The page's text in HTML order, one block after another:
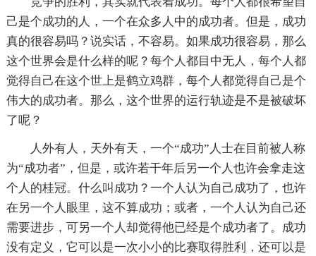
己是个成功的人，一个在众多人中的成功者。但是，成功
真的很容易吗？说实话，不容易。如果成功很容易，那么
这个世界会是什么样的呢？每个人都目中无人，每个人都
觉得自己在这个世上是鹤立鸡群，每个人都觉得自己是个
伟大的成功者。那么，这个世界的运行轨迹是不是被破坏
了呢？
人外有人，天外有天，一个“成功”人士在目前被人称
为“成功者”，但是，或许若干年后另一个人也许会拿走这
个人的桂冠。什么叫成功？一个人认为自己成功了，也许
在另一个人眼里，这不算成功；或者，一个人认为自己还
需要进步，可另一个人却觉得他已经是个成功者了。成功
没有定义，它可以是一次小小的比赛取得胜利，还可以是